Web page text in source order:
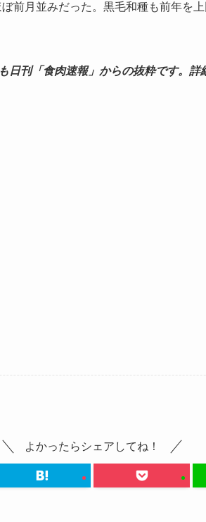
前月並みだった。黒毛和種も前年を
刊「食肉速報」からの抜粋です。詳
よかったらシェアしてね！